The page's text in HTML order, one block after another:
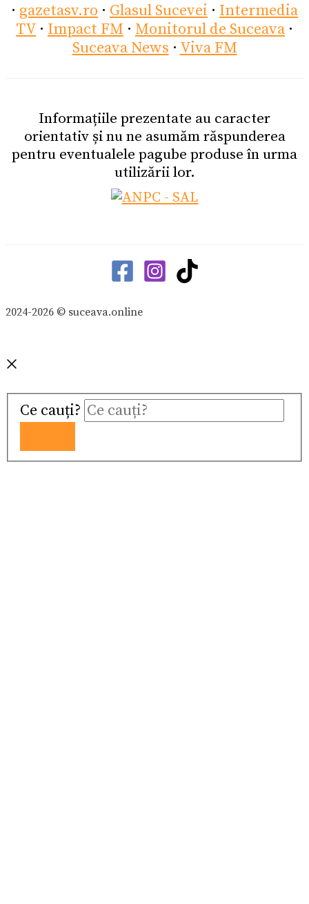
· gazetasv.ro · Glasul Sucevei · Intermedia
TV · Impact FM · Monitorul de Suceava ·
Suceava News · Viva FM
Informațiile prezentate au caracter
orientativ și nu ne asumăm răspunderea
pentru eventualele pagube produse în urma
utilizării lor.
2024-2026 © suceava.online
Ce cauți?